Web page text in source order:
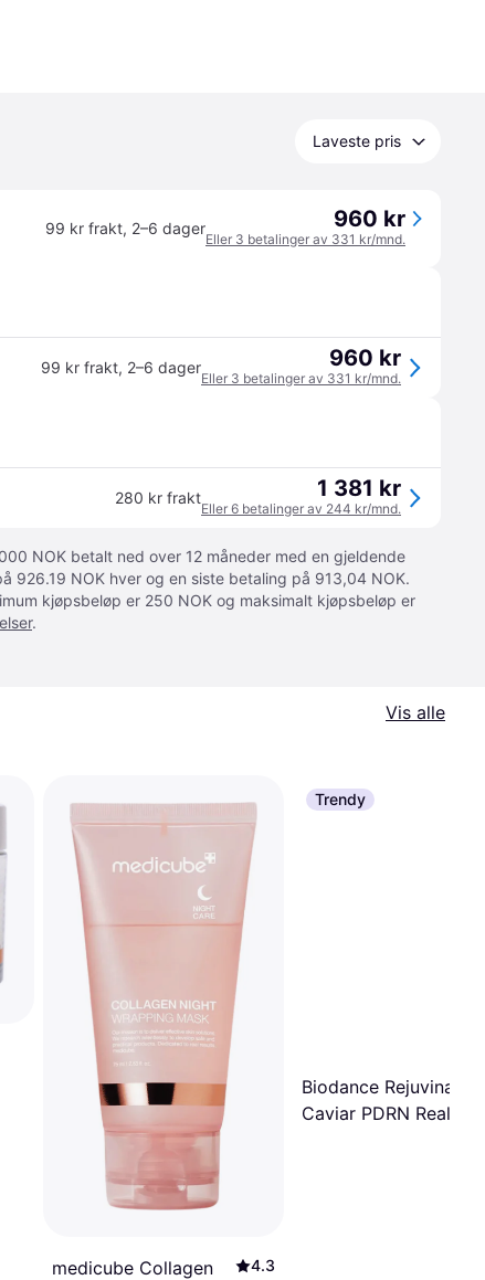
Laveste pris
99 kr frakt, 2–6 dager 960 kr
Eller 3 betalinger av 331 kr/mnd.
99 kr frakt, 2–6 dager 960 kr
Eller 3 betalinger av 331 kr/mnd.
280 kr frakt 1 381 kr
Eller 6 betalinger av 244 kr/mnd.
NOK betalt ned over 12 måneder med en gjeldende
926.19 NOK hver og en siste betaling på 913,04 NOK.
kjøpsbeløp er 250 NOK og maksimalt kjøpsbeløp er
.
Vis alle
medicube Collagen
4.3
Trendy
Biodance Rejuvinating
Caviar PDRN Real